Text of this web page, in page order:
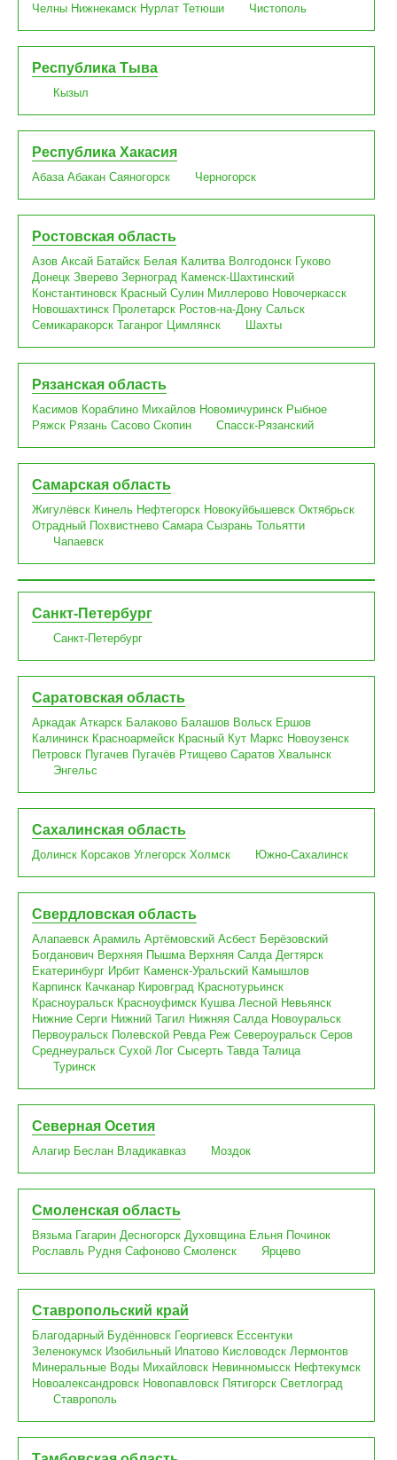
Челны Нижнекамск Нурлат Тетюши Чистополь
Республика Тыва
Кызыл
Республика Хакасия
Абаза Абакан Саяногорск Черногорск
Ростовская область
Азов Аксай Батайск Белая Калитва Волгодонск Гуково
Донецк Зверево Зерноград Каменск-Шахтинский
Константиновск Красный Сулин Миллерово Новочеркасск
Новошахтинск Пролетарск Ростов-на-Дону Сальск
Семикаракорск Таганрог Цимлянск Шахты
Рязанская область
Касимов Кораблино Михайлов Новомичуринск Рыбное
Ряжск Рязань Сасово Скопин Спасск-Рязанский
Самарская область
Жигулёвск Кинель Нефтегорск Новокуйбышевск Октябрьск
Отрадный Похвистнево Самара Сызрань Тольятти
Чапаевск
Санкт-Петербург
Санкт-Петербург
Саратовская область
Аркадак Аткарск Балаково Балашов Вольск Ершов
Калининск Красноармейск Красный Кут Маркс Новоузенск
Петровск Пугачев Пугачёв Ртищево Саратов Хвалынск
Энгельс
Сахалинская область
Долинск Корсаков Углегорск Холмск Южно-Сахалинск
Свердловская область
Алапаевск Арамиль Артёмовский Асбест Берёзовский
Богданович Верхняя Пышма Верхняя Салда Дегтярск
Екатеринбург Ирбит Каменск-Уральский Камышлов
Карпинск Качканар Кировград Краснотурьинск
Красноуральск Красноуфимск Кушва Лесной Невьянск
Нижние Серги Нижний Тагил Нижняя Салда Новоуральск
Первоуральск Полевской Ревда Реж Североуральск Серов
Среднеуральск Сухой Лог Сысерть Тавда Талица
Туринск
Северная Осетия
Алагир Беслан Владикавказ Моздок
Смоленская область
Вязьма Гагарин Десногорск Духовщина Ельня Починок
Рославль Рудня Сафоново Смоленск Ярцево
Ставропольский край
Благодарный Будённовск Георгиевск Ессентуки
Зеленокумск Изобильный Ипатово Кисловодск Лермонтов
Минеральные Воды Михайловск Невинномысск Нефтекумск
Новоалександровск Новопавловск Пятигорск Светлоград
Ставрополь